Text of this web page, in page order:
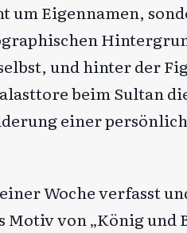
Eigennamen,
und hinter der
beim Sultan
einer
Woche verfasst
Motiv von „König und